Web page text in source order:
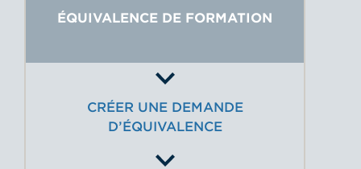
ÉQUIVALENCE DE FORMATION
CRÉER UNE DEMANDE
D’ÉQUIVALENCE